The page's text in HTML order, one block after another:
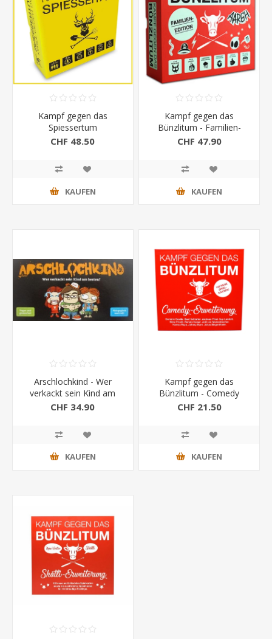
Kampf gegen das
Spiessertum
CHF 48.50
KAUFEN
Kampf gegen das
Bünzlitum - Familien-
Edition
CHF 47.90
KAUFEN
Arschlochkind - Wer
verkackt sein Kind am
besten?
CHF 34.90
KAUFEN
Kampf gegen das
Bünzlitum - Comedy
Erweiterung
CHF 21.50
KAUFEN